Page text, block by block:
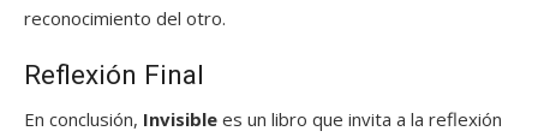
reconocimiento del otro.
Reflexión Final
En conclusión, Invisible es un libro que invita a la reflexión